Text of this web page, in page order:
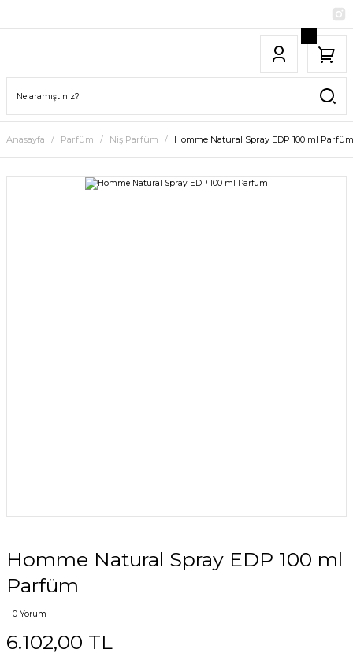
Anasayfa Parfüm Niş Parfüm Homme Natural Spray EDP 100 ml Parfüm
Homme Natural Spray EDP 100 ml
Parfüm
0 Yorum
6.102,00 TL